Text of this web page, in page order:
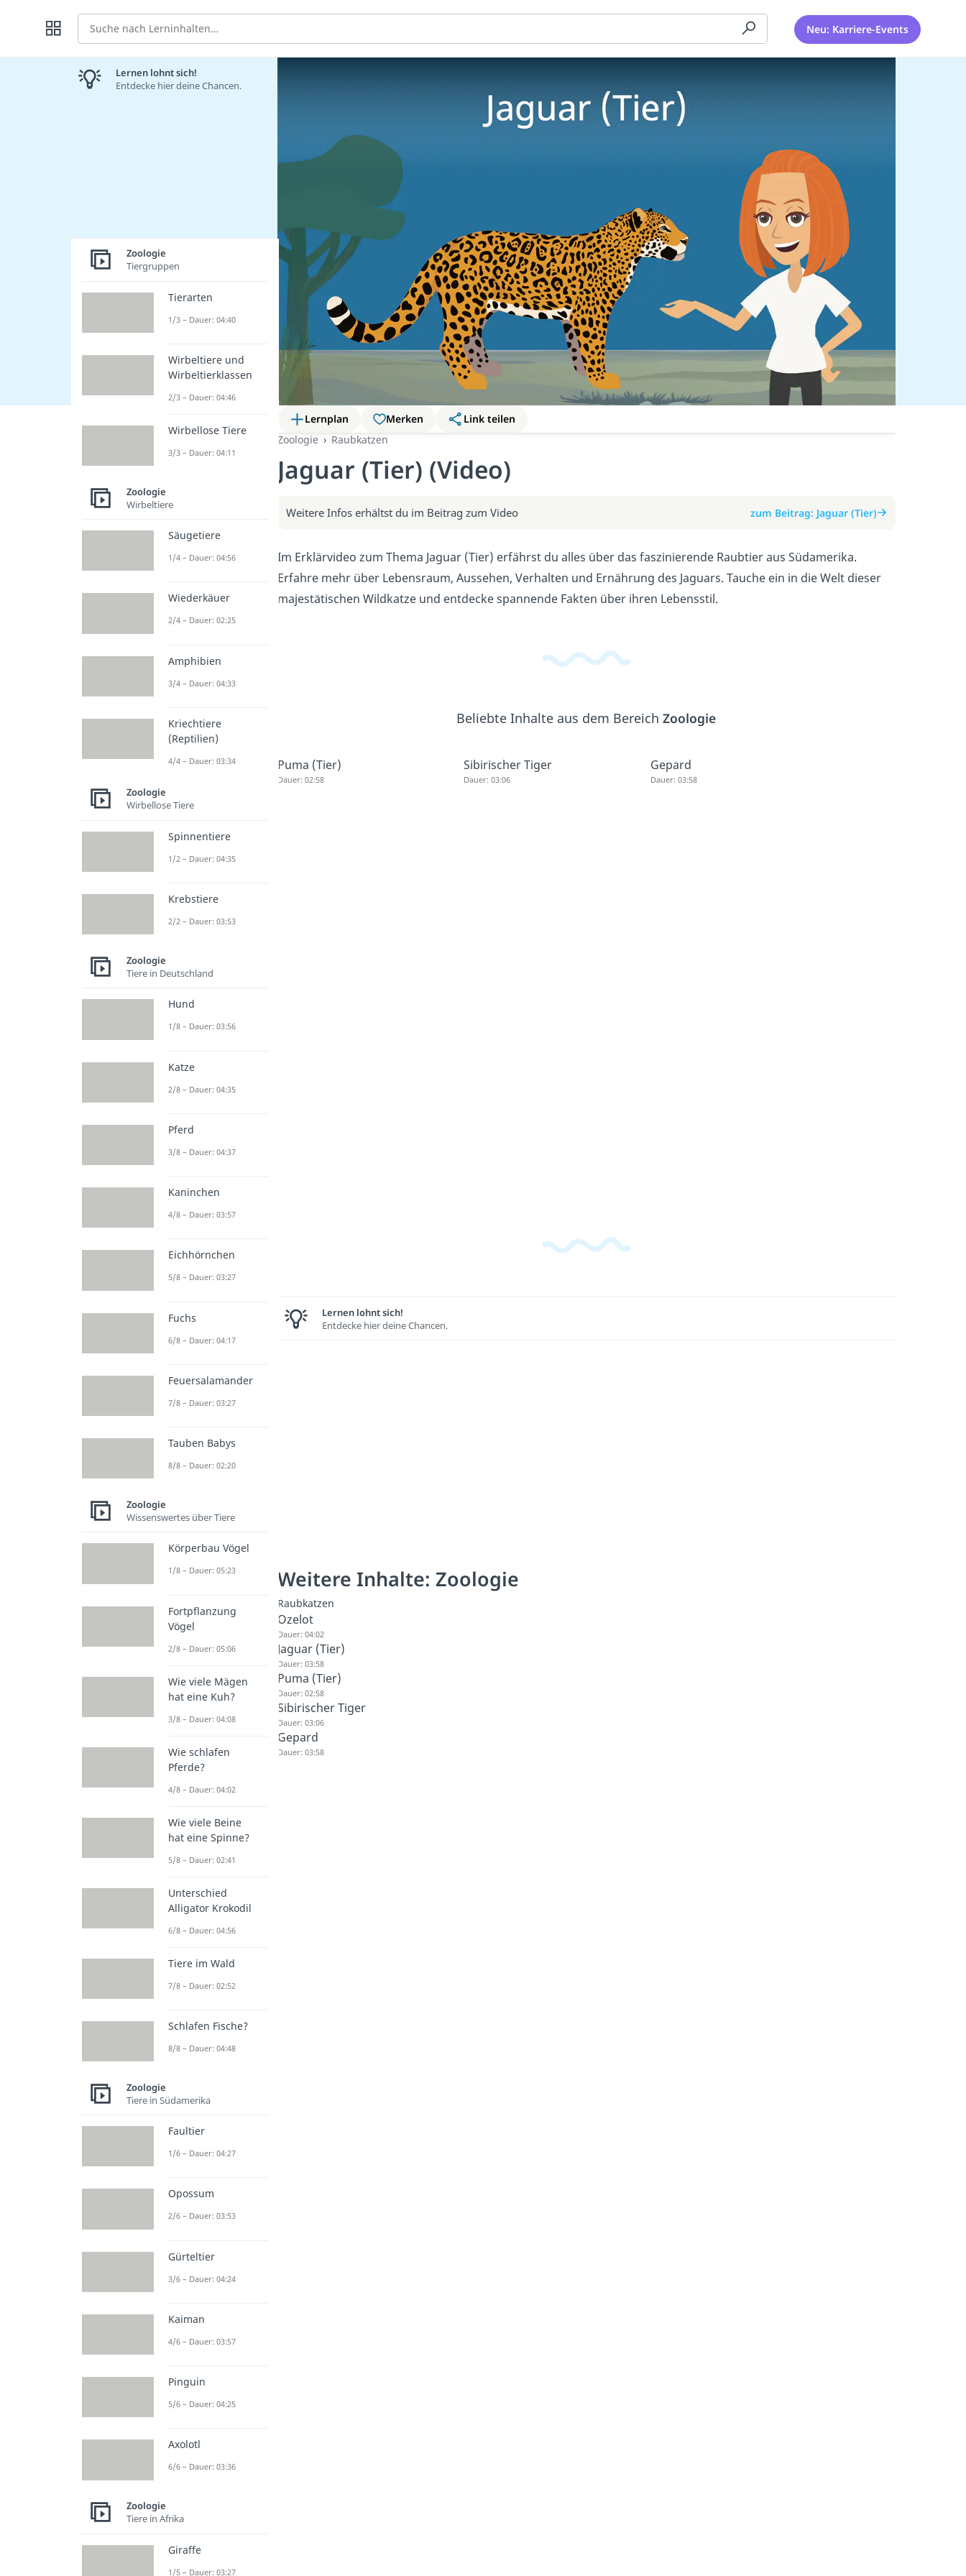
Suche Neu: Karriere-Events
Lernplan Merken
Link teilen
Zoologie
Raubkatzen
Jaguar (Tier) (Video)
Weitere Infos erhältst du im Beitrag zum Video zum Beitrag: Jaguar (Tier)
Im Erklärvideo zum Thema Jaguar (Tier) erfährst du alles über das faszinierende Raubtier aus Südamerika.
Erfahre mehr über Lebensraum, Aussehen, Verhalten und Ernährung des Jaguars. Tauche ein in die Welt dieser
majestätischen Wildkatze und entdecke spannende Fakten über ihren Lebensstil.
Beliebte Inhalte aus dem Bereich Zoologie
Puma (Tier)
Dauer: 02:58
Sibirischer Tiger
Dauer: 03:06
Gepard
Dauer: 03:58
Lernen lohnt sich!
Entdecke hier deine Chancen.
Weitere Inhalte: Zoologie
Raubkatzen
Ozelot
Dauer: 04:02
Jaguar (Tier)
Dauer: 03:58
Puma (Tier)
Dauer: 02:58
Sibirischer Tiger
Dauer: 03:06
Gepard
Dauer: 03:58
Lernen lohnt sich!
Entdecke hier deine Chancen.
Zoologie
Tiergruppen
Tierarten
1/3 – Dauer: 04:40
Wirbeltiere und
Wirbeltierklassen
2/3 – Dauer: 04:46
Wirbellose Tiere
3/3 – Dauer: 04:11
Zoologie
Wirbeltiere
Säugetiere
1/4 – Dauer: 04:56
Wiederkäuer
2/4 – Dauer: 02:25
Amphibien
3/4 – Dauer: 04:33
Kriechtiere
(Reptilien)
4/4 – Dauer: 03:34
Zoologie
Wirbellose Tiere
Spinnentiere
1/2 – Dauer: 04:35
Krebstiere
2/2 – Dauer: 03:53
Zoologie
Tiere in Deutschland
Hund
1/8 – Dauer: 03:56
Katze
2/8 – Dauer: 04:35
Pferd
3/8 – Dauer: 04:37
Kaninchen
4/8 – Dauer: 03:57
Eichhörnchen
5/8 – Dauer: 03:27
Fuchs
6/8 – Dauer: 04:17
Feuersalamander
7/8 – Dauer: 03:27
Tauben Babys
8/8 – Dauer: 02:20
Zoologie
Wissenswertes über Tiere
Körperbau Vögel
1/8 – Dauer: 05:23
Fortpflanzung
Vögel
2/8 – Dauer: 05:06
Wie viele Mägen
hat eine Kuh?
3/8 – Dauer: 04:08
Wie schlafen
Pferde?
4/8 – Dauer: 04:02
Wie viele Beine
hat eine Spinne?
5/8 – Dauer: 02:41
Unterschied
Alligator Krokodil
6/8 – Dauer: 04:56
Tiere im Wald
7/8 – Dauer: 02:52
Schlafen Fische?
8/8 – Dauer: 04:48
Zoologie
Tiere in Südamerika
Faultier
1/6 – Dauer: 04:27
Opossum
2/6 – Dauer: 03:53
Gürteltier
3/6 – Dauer: 04:24
Kaiman
4/6 – Dauer: 03:57
Pinguin
5/6 – Dauer: 04:25
Axolotl
6/6 – Dauer: 03:36
Zoologie
Tiere in Afrika
Giraffe
1/5 – Dauer: 03:27